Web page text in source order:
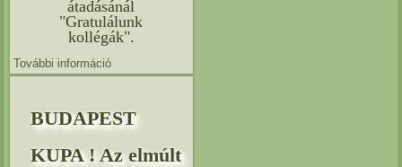
átadásánál
"Gratulálunk
kollégák".
További információ
oktatói vizsgának. tartalommal kapcsolatosan
BUDAPEST
KUPA ! Az elmúlt